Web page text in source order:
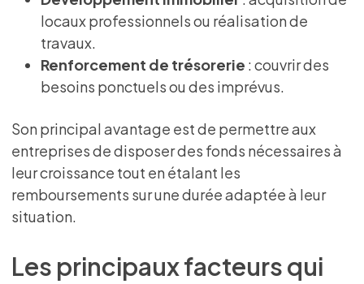
locaux professionnels ou réalisation de
travaux.
Renforcement de trésorerie : couvrir des
besoins ponctuels ou des imprévus.
Son principal avantage est de permettre aux
entreprises de disposer des fonds nécessaires à
leur croissance tout en étalant les
remboursements sur une durée adaptée à leur
situation.
Les principaux facteurs qui